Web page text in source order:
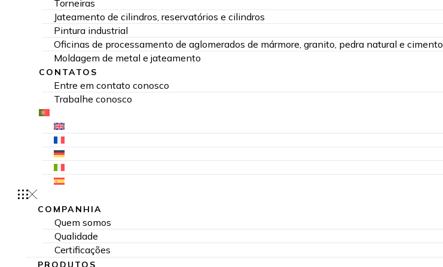
Torneiras
Jateamento de cilindros, reservatórios e cilindros
Pintura industrial
Oficinas de processamento de aglomerados de mármore, granito, pedra natural e cimento
Moldagem de metal e jateamento
CONTATOS
Entre em contato conosco
Trabalhe conosco
COMPANHIA
Quem somos
Qualidade
Certificações
PRODUTOS